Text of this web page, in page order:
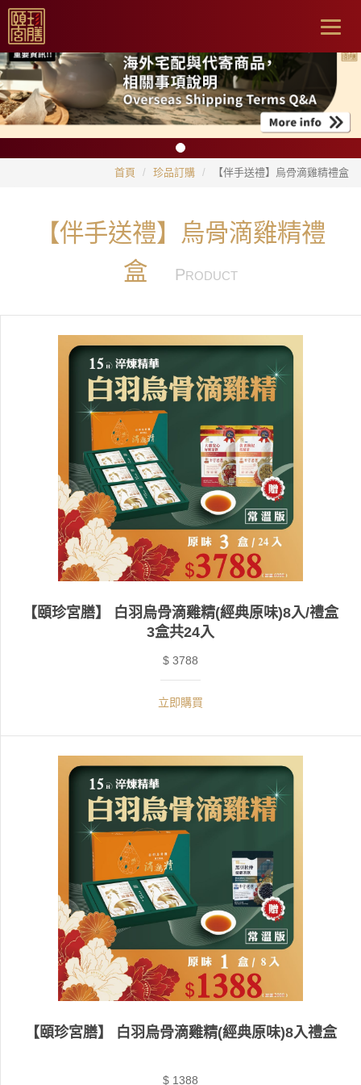
首頁 珍品訂購 【伴手送禮】烏骨滴雞精禮盒
【伴手送禮】烏骨滴雞精禮
盒
PRODUCT
【頤珍宮膳】 白羽烏骨滴雞精(經典原味)8入/禮盒
3盒共24入
$ 3788
立即購買
【頤珍宮膳】 白羽烏骨滴雞精(經典原味)8入禮盒
$ 1388